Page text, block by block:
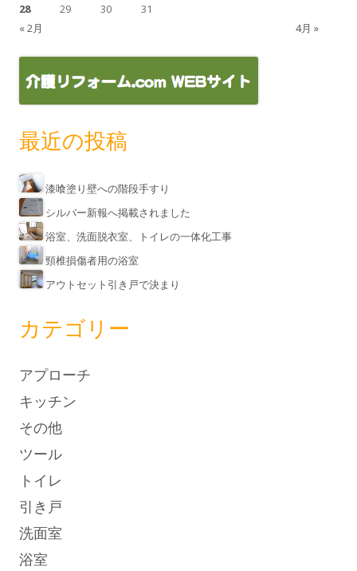
« 2月 4月 »
28
29 30 31
最近の投稿
漆喰塗り壁への階段手すり
シルバー新報へ掲載されました
浴室、洗面脱衣室、トイレの一体化工事
頸椎損傷者用の浴室
アウトセット引き戸で決まり
カテゴリー
アプローチ
キッチン
その他
ツール
トイレ
引き戸
洗面室
浴室